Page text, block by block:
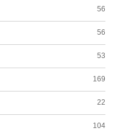
56
56
53
169
22
104